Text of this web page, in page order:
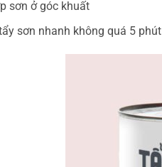
sơn ở góc khuất
sơn nhanh không quá 5 phút